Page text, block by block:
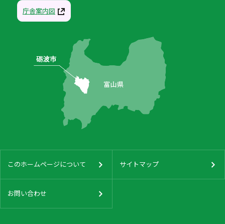
庁舎案内図
このホームページについて サイトマップ
お問い合わせ